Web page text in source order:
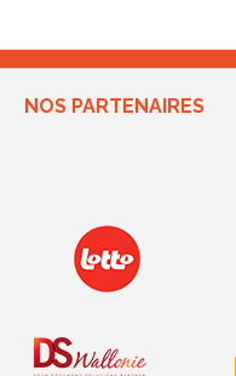
NOS PARTENAIRES